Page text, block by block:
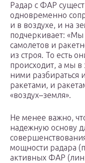
Радар с ФАР
одновременно
и в воздухе, и на
подчеркивает:
самолетов и
из строя. То есть
происходит, а мы
ними разбираться
ракетами, и
«воздух–земля».
Не менее важно,
надежную основу
мощности радара
активных ФАР